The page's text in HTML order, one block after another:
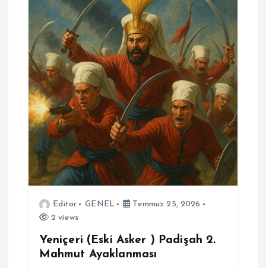
Editor GENEL
Temmuz 25, 2026
2 views
Yeniçeri (Eski Asker ) Padişah 2.
Mahmut Ayaklanması